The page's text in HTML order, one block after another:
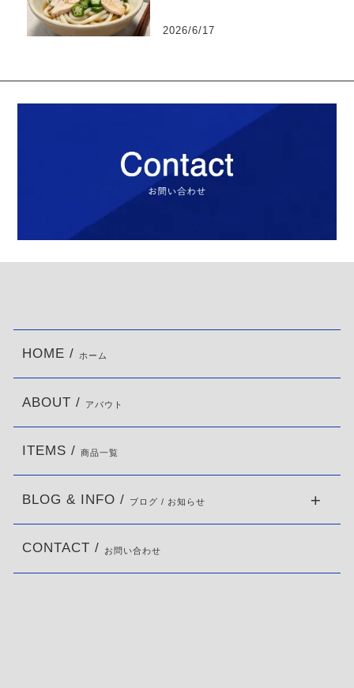
2026/6/17
HOME / ホーム
ABOUT / アバウト
ITEMS / 商品一覧
BLOG & INFO / ブログ / お知らせ
CONTACT / お問い合わせ